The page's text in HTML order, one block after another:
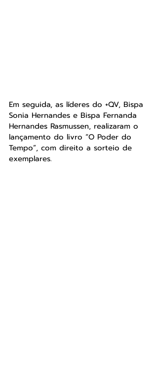
Em seguida, as líderes do +QV, Bispa
Sonia Hernandes e Bispa Fernanda
Hernandes Rasmussen, realizaram o
lançamento do livro “O Poder do
Tempo”, com direito a sorteio de
exemplares.